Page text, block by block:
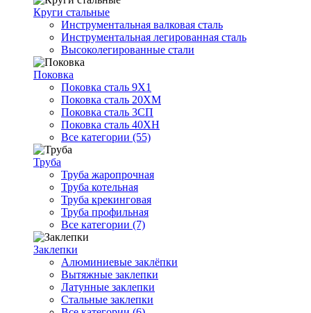
Круги стальные
Инструментальная валковая сталь
Инструментальная легированная сталь
Высоколегированные стали
Поковка
Поковка сталь 9Х1
Поковка сталь 20ХМ
Поковка сталь 3СП
Поковка сталь 40ХН
Все категории (55)
Труба
Труба жаропрочная
Труба котельная
Труба крекинговая
Труба профильная
Все категории (7)
Заклепки
Алюминиевые заклёпки
Вытяжные заклепки
Латунные заклепки
Стальные заклепки